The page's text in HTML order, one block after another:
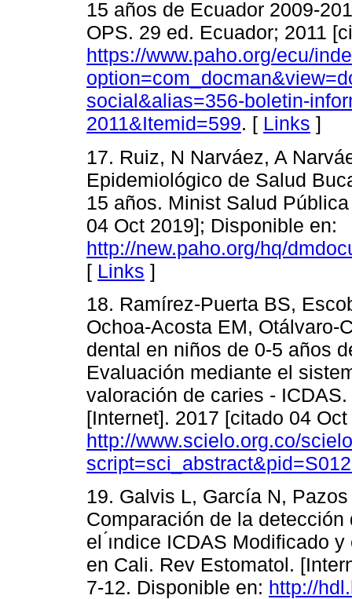
15 años de Ecuador 2009-
OPS. 29 ed. Ecuador; 2011
https://www.paho.org/ecu/
social&alias=356-boletin-
2011&Itemid=599. [ Links ]
17. Ruiz, N Narváez, A
Epidemiológico de Salud
15 años. Minist Salud
04 Oct 2019]; Disponible en:
http://new.paho.org/hq/
[ Links ]
18. Ramírez-Puerta BS,
Ochoa-Acosta EM, Otálvaro-
dental en niños de 0-5 años
Evaluación mediante el
valoración de caries -
[Internet]. 2017 [citado 04
http://www.scielo.org.co/
19. Galvis L, García N,
Comparación de la
el ́ındice ICDAS Modificado
en Cali. Rev Estomatol.
7-12. Disponible en: http://